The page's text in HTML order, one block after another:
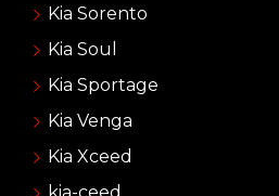
Kia Sorento
Kia Soul
Kia Sportage
Kia Venga
Kia Xceed